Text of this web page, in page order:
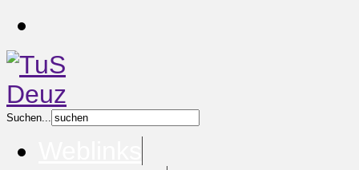
Suchen...